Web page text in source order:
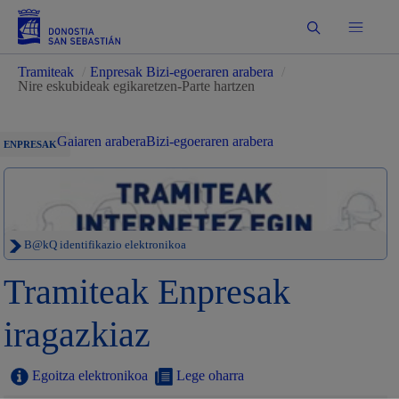
Bilatu
Tramiteak Enpresak Bizi-egoeraren arabera
Nire eskubideak egikaretzen-Parte hartzen
ENPRESAKGaiaren araberaBizi-egoeraren arabera
B@kQ identifikazio elektronikoa
Tramiteak Enpresak
iragazkiaz
Egoitza elektronikoa Lege oharra